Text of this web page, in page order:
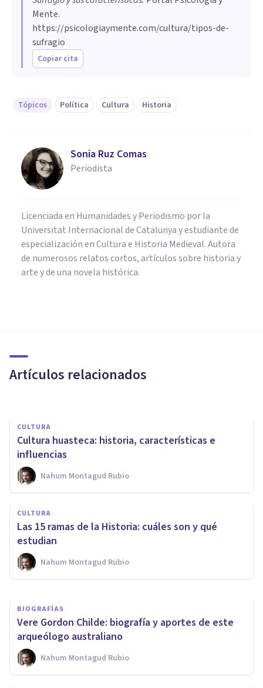
Mente.
https://psicologiaymente.com/cultura/tipos-de-
sufragio
Copiar cita
Tópicos Política Cultura Historia
Sonia Ruz Comas
Periodista
Licenciada en Humanidades y Periodismo por la
Universitat Internacional de Catalunya y estudiante de
especialización en Cultura e Historia Medieval. Autora
de numerosos relatos cortos, artículos sobre historia y
arte y de una novela histórica.
Artículos relacionados
Chomsky
CULTURA
Cultura huasteca: historia, características e
influencias
Nahum Montagud Rubio
CULTURA
Las 15 ramas de la Historia: cuáles son y qué
estudian
Nahum Montagud Rubio
PSICOLOGÍA EDUCATIVA Y DEL DESARROLLO
¿Qué es la Educación Popular?
Concepto y aplicaciones
prácticas
Grecia Guzmán Martínez
BIOGRAFÍAS
Vere Gordon Childe: biografía y aportes de este
arqueólogo australiano
Nahum Montagud Rubio